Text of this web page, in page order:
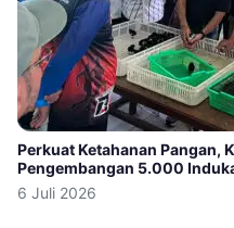
Perkuat Ketahanan Pangan,
Pengembangan 5.000
6 Juli 2026